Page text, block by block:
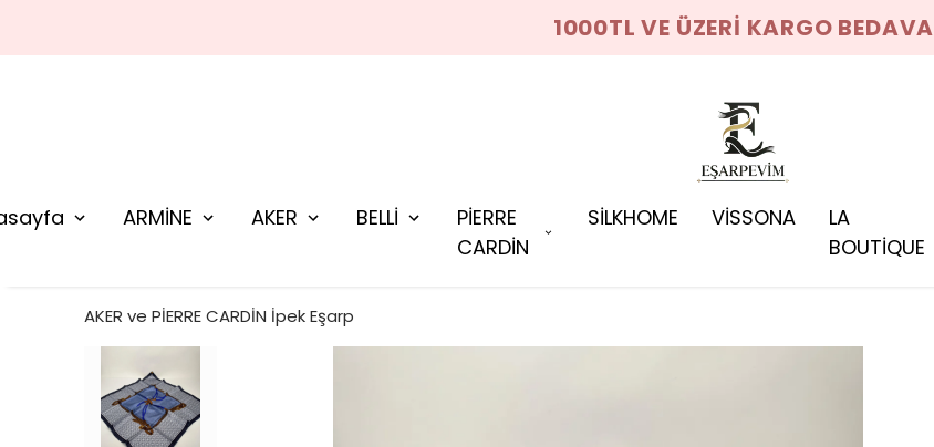
1000TL VE ÜZERİ KARGO BEDAVA
ARMİNE AKER BELLİ
PİERRE
CARDİN
SİLKHOME VİSSONA
LA
BOUTİQUE
AKER ve PİERRE CARDİN İpek Eşarp